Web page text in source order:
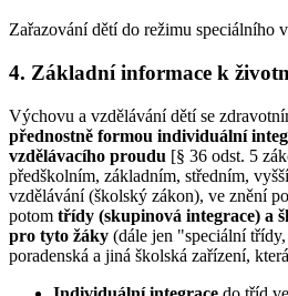
Zařazování dětí do režimu speciálního
4. Základní informace k
Výchovu a vzdělávání dětí se
přednostně formou individuální
vzdělávacího proudu [§ 36 odst. 5
předškolním, základním, středním,
vzdělávání (školský zákon), ve znění
potom třídy (skupinová integrace) a
pro tyto žáky (dále jen "speciální
poradenská a jiná školská zařízení,